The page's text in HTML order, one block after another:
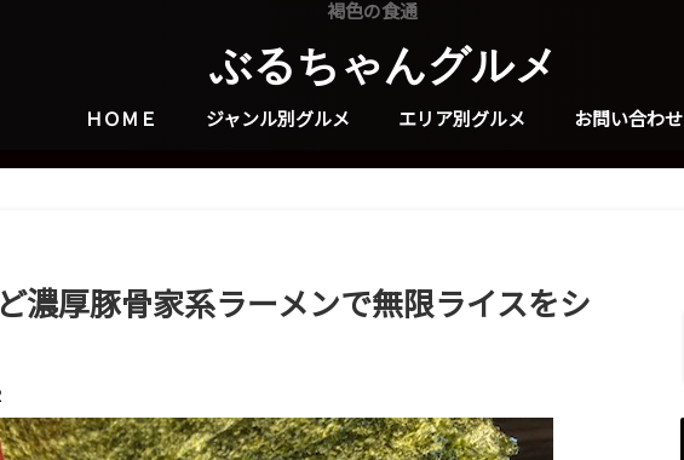
褐色の食通
ぶるちゃんグルメ
ＨＯＭＥ ジャンル別グルメ エリア別グルメ お問い合わせ
濃厚豚骨家系ラーメンで無限ライスをシ